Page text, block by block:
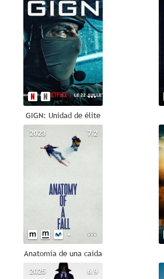
GIGN: Unidad de élite
7.2
2023
Anatomía de una caída
6.9
2025